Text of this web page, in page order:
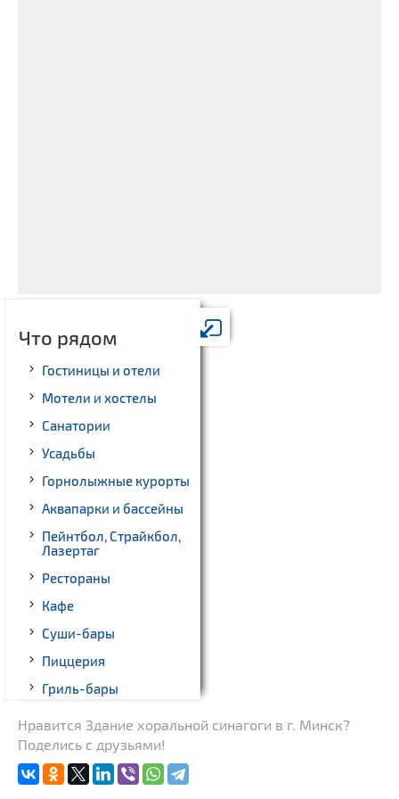
Что рядом
Гостиницы и отели
Мотели и хостелы
Санатории
Усадьбы
Горнолыжные курорты
Аквапарки и бассейны
Пейнтбол, Страйкбол,
Лазертаг
Рестораны
Кафе
Суши-бары
Пиццерия
Гриль-бары
Театры
Ночные клубы
Нравится Здание хоральной синагоги в г. Минск?
Поделись с друзьями!